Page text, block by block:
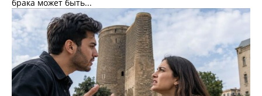
брака может быть...